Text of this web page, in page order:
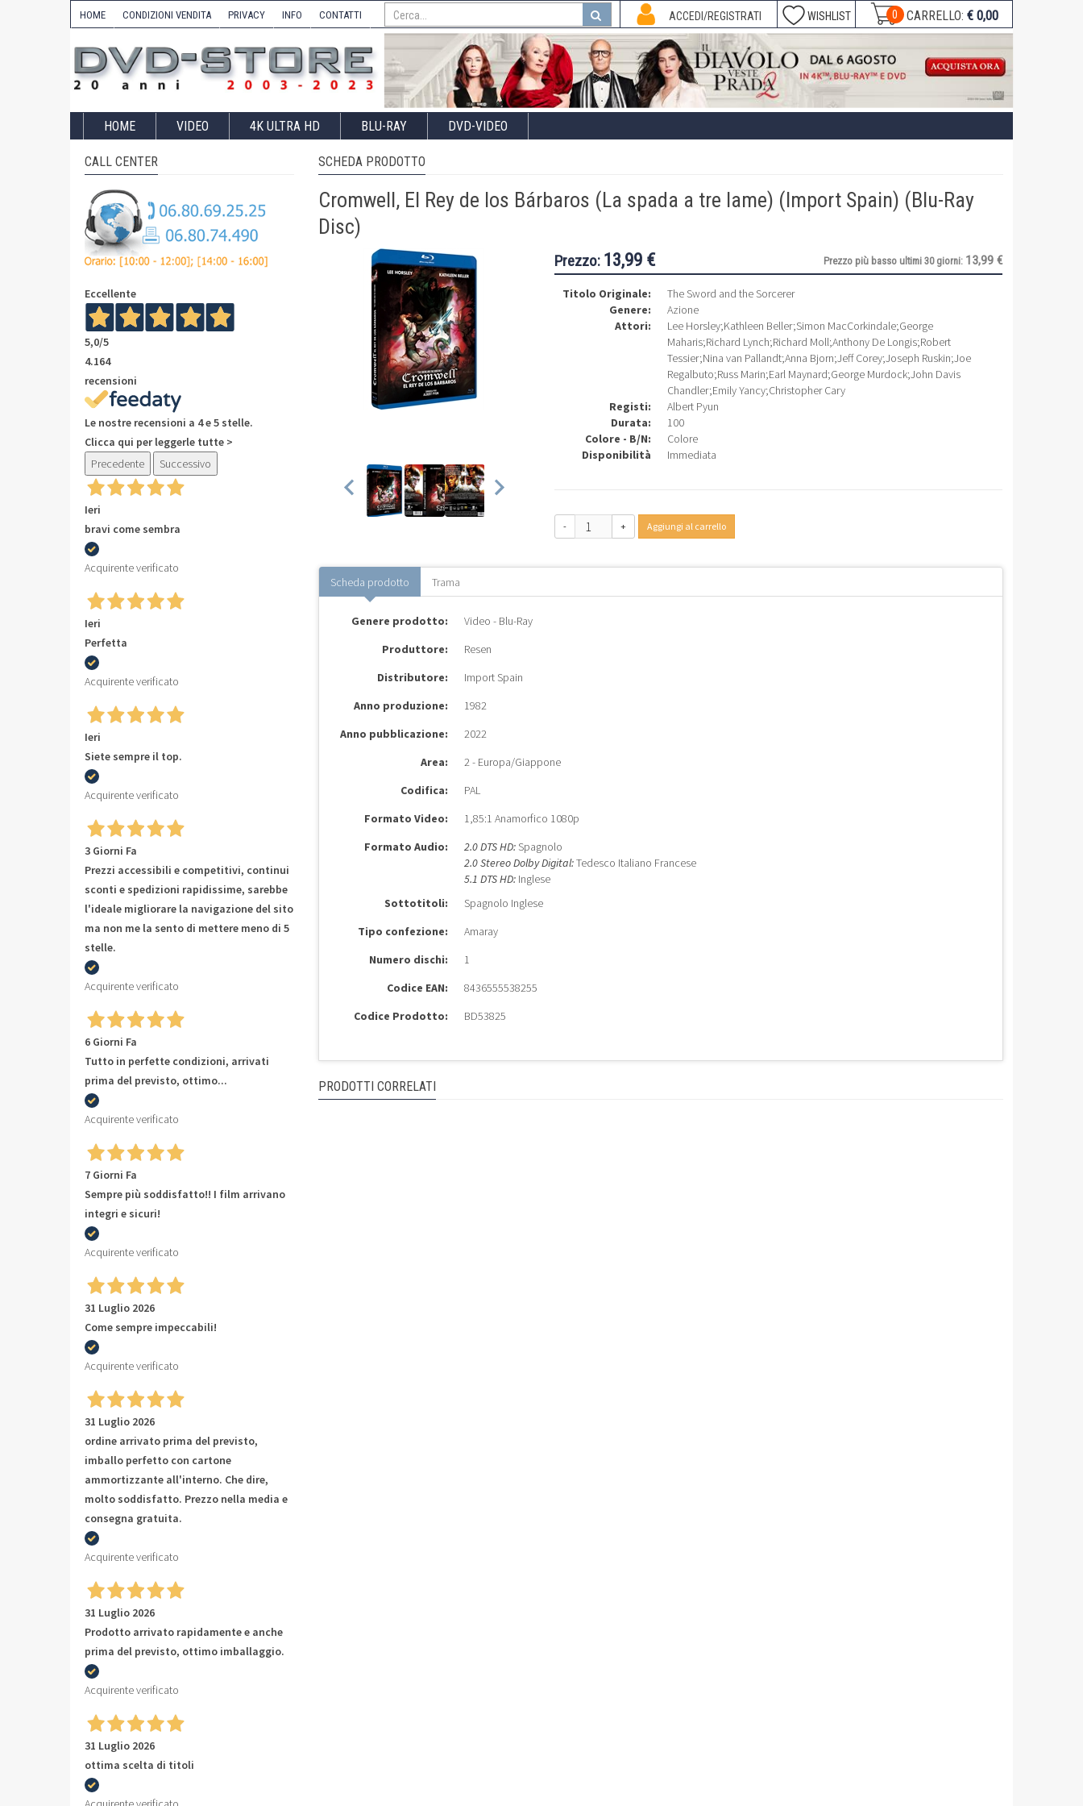
HOME CONDIZIONI VENDITA PRIVACY INFO CONTATTI 0 CARRELLO: € 0,00
WISHLIST
ACCEDI/REGISTRATI
HOME VIDEO 4K ULTRA HD BLU-RAY DVD-VIDEO
SCHEDA PRODOTTO
Cromwell, El Rey de los Bárbaros (La spada a tre lame) (Import Spain) (Blu-Ray
Disc)
Prezzo: 13,99 € Prezzo più basso ultimi 30 giorni: 13,99 €
Titolo Originale:
The Sword and the Sorcerer
Genere:
Azione
Attori:
Lee Horsley;Kathleen Beller;Simon MacCorkindale;George
Maharis;Richard Lynch;Richard Moll;Anthony De Longis;Robert
Tessier;Nina van Pallandt;Anna Bjorn;Jeff Corey;Joseph Ruskin;Joe
Regalbuto;Russ Marin;Earl Maynard;George Murdock;John Davis
Chandler;Emily Yancy;Christopher Cary
Registi:
Albert Pyun
Durata:
100
Colore - B/N:
Colore
Disponibilità
Immediata
- + Aggiungi al carrello
Scheda prodotto Trama
Genere prodotto:
Video - Blu-Ray
Produttore:
Resen
Distributore:
Import Spain
Anno produzione:
1982
Anno pubblicazione:
2022
Area:
2 - Europa/Giappone
Codifica:
PAL
Formato Video:
1,85:1 Anamorfico 1080p
Formato Audio:
2.0 DTS HD:Spagnolo
2.0 Stereo Dolby Digital:Tedesco Italiano Francese
5.1 DTS HD:Inglese
Sottotitoli:
Spagnolo Inglese
Tipo confezione:
Amaray
Numero dischi:
1
Codice EAN:
8436555538255
Codice Prodotto:
BD53825
PRODOTTI CORRELATI
CALL CENTER
Eccellente
5,0/5
4.164
recensioni
Le nostre recensioni a 4 e 5 stelle.
Clicca qui per leggerle tutte >
Precedente
Successivo
Ieri
bravi come sembra
Acquirente verificato
Ieri
Perfetta
Acquirente verificato
Ieri
Siete sempre il top.
Acquirente verificato
3 Giorni Fa
Prezzi accessibili e competitivi, continui
sconti e spedizioni rapidissime, sarebbe
l'ideale migliorare la navigazione del sito
ma non me la sento di mettere meno di 5
stelle.
Acquirente verificato
6 Giorni Fa
Tutto in perfette condizioni, arrivati
prima del previsto, ottimo...
Acquirente verificato
7 Giorni Fa
Sempre più soddisfatto!! I film arrivano
integri e sicuri!
Acquirente verificato
31 Luglio 2026
Come sempre impeccabili!
Acquirente verificato
31 Luglio 2026
ordine arrivato prima del previsto,
imballo perfetto con cartone
ammortizzante all'interno. Che dire,
molto soddisfatto. Prezzo nella media e
consegna gratuita.
Acquirente verificato
31 Luglio 2026
Prodotto arrivato rapidamente e anche
prima del previsto, ottimo imballaggio.
Acquirente verificato
31 Luglio 2026
ottima scelta di titoli